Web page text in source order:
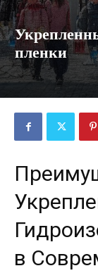
пленки
в